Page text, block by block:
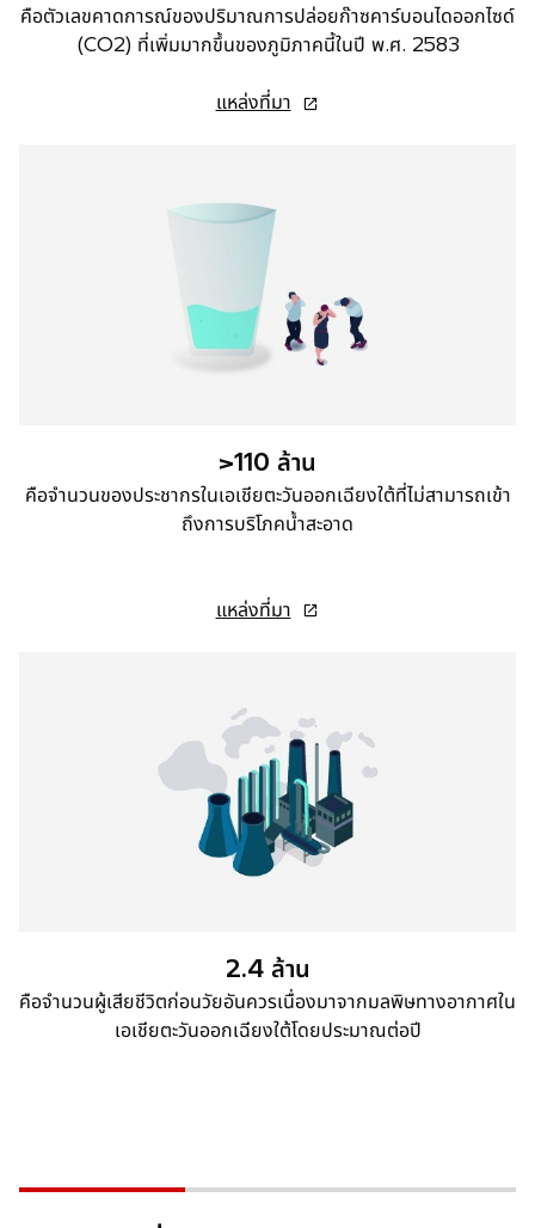
คือตัวเลขคาดการณ์ของปริมาณการปล่อยก๊าซคาร์บอนไดออกไซด์
(CO2) ที่เพิ่มมากขึ้นของภูมิภาคนี้ในปี พ.ศ. 2583
แหล่งที่มาo
a
n
e
b
>110 ล้าน
คือจำนวนของประชากรในเอเชียตะวันออกเฉียงใต้ที่ไม่สามารถเข้า
ถึงการบริโภคน้ำสะอาด
แหล่งที่มาo
s
i
n
n
e
b
2.4 ล้าน
คือจำนวนผู้เสียชีวิตก่อนวัยอันควรเนื่องมาจากมลพิษทางอากาศใน
เอเชียตะวันออกเฉียงใต้โดยประมาณต่อปี